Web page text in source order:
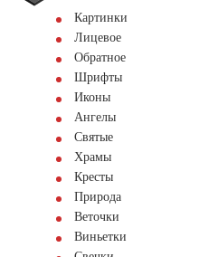
Картинки
Лицевое
Обратное
Шрифты
Иконы
Ангелы
Святые
Храмы
Кресты
Природа
Веточки
Виньетки